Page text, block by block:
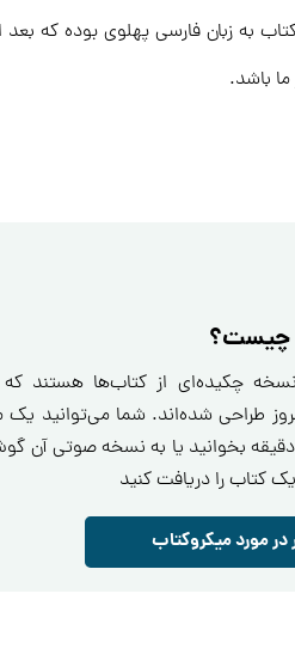
به زبان فارسی پهلوی بوده که بعد
باشد.
چیست؟
نسخه چکیده‌ای از کتاب‌ها هستند
طراحی شده‌اند. شما می‌توانید یک
را در مدت ۵۰ دقیقه بخوانید یا به نسخه صوتی
کتاب را دریافت کنید
در مورد میکروکتاب